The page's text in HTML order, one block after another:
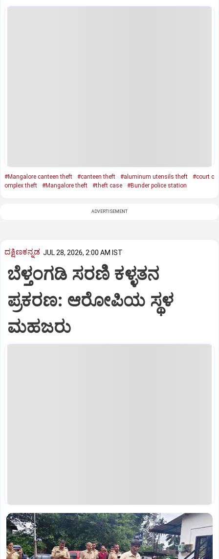
#Mangalore canteen theft #canteen theft #aluminum utensils theft
#court c
omplex theft
#Mangalore theft #theft case #Bunder police station
ADVERTISEMENT
ದಕ್ಷಿಣಕನ್ನಡ JUL 28, 2026, 2:00 AM IST
ಬೆಳ್ತಂಗಡಿ ಸರಣಿ ಕಳ್ಳತನ
ಪ್ರಕರಣ: ಆರೋಪಿಯ ಸ್ಥಳ
ಮಹಜರು